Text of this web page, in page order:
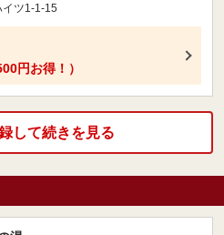
イツ1-1-15
円お得！）
して続きを見る